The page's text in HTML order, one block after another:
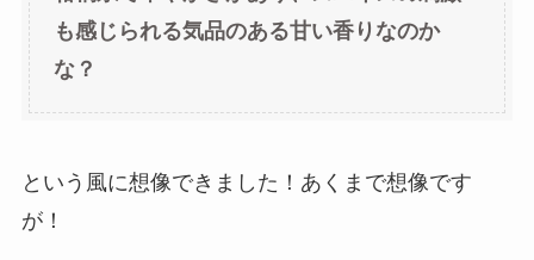
も感じられる気品のある甘い香りなのか
な？
という風に想像できました！あくまで想像です
が！